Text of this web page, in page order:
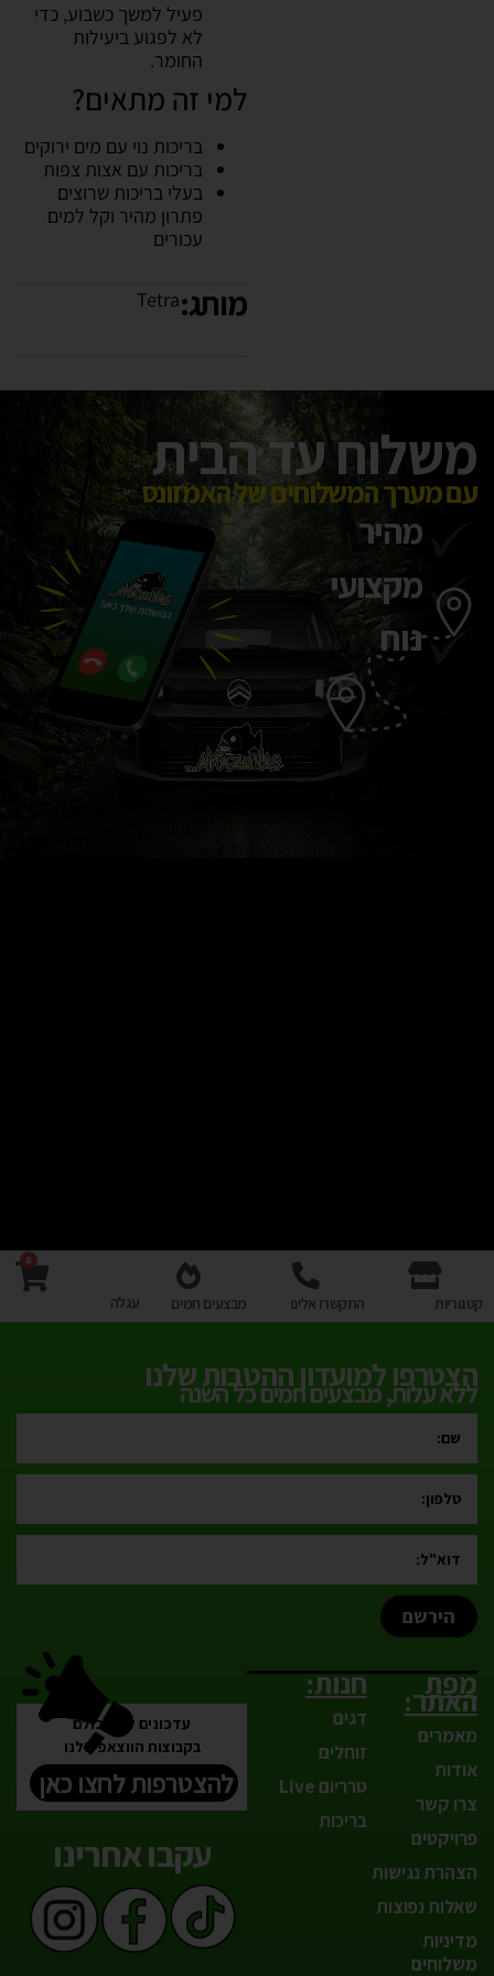
פעיל למשך כשבוע, כדי
לא לפגוע ביעילות
החומר.
למי זה מתאים?
בריכות נוי עם מים ירוקים
בריכות עם אצות צפות
בעלי בריכות שרוצים
פתרון מהיר וקל למים
עכורים
מותג:Tetra
משלוח עד הבית
עם מערך המשלוחים של האמזונס
מהיר
מקצועי
נוח
קטגוריות התקשרו אלינו מבצעים חמים
0
עגלה
הצטרפו למועדון ההטבות שלנו
ללא עלות, מבצעים חמים כל השנה
הירשם
מפת
האתר:
מאמרים
אודות
צרו קשר
פרויקטים
הצהרת נגישות
שאלות נפוצות
מדיניות
משלוחים
חנות:
דגים
זוחלים
טרריום Live
בריכות
עדכונים לפני כולם
בקבוצות הווצאפ שלנו
להצטרפות לחצו כאן
עקבו אחרינו